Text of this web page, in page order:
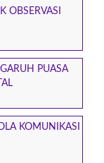
OBSERVASI
PUASA
KOMUNIKASI